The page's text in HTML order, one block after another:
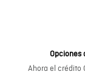
Opciones
Ahora el crédito